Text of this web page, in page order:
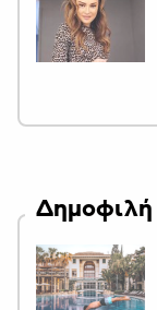
Δημοφιλή